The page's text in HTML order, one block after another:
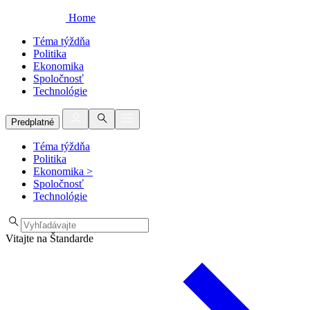
Home
Téma týždňa
Politika
Ekonomika
Spoločnosť
Technológie
Predplatné
Téma týždňa
Politika
Ekonomika >
Spoločnosť
Technológie
Vitajte na Štandarde